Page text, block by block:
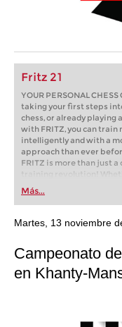
Fritz 21
YOUR PERSONAL
taking your first steps
chess, or already playing
with FRITZ, you can
intelligently and with a
approach than ever
FRITZ is more than just a
training revolution!
first steps into the world
playing at a tournament
train more efficiently,
more personalised
Más...
Martes, 13 noviembre
Campeonato
en Khanty-